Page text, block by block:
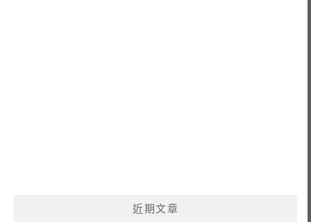
近期文章